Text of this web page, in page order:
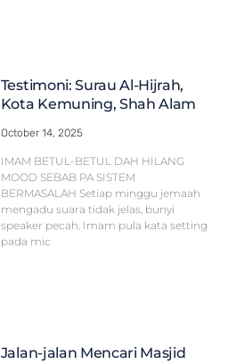
Testimoni: Surau Al-Hijrah,
Kota Kemuning, Shah Alam
October 14, 2025
IMAM BETUL-BETUL DAH HILANG
MOOD SEBAB PA SISTEM
BERMASALAH Setiap minggu jemaah
mengadu suara tidak jelas, bunyi
speaker pecah. Imam pula kata setting
pada mic
Jalan-jalan Mencari Masjid